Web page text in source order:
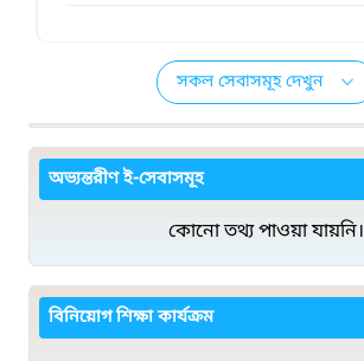
সকল সেবাসমূহ দেখুন
অভ্যন্তরীণ ই-সেবাসমূহ
কোনো তথ্য পাওয়া যায়নি।
বিনিয়োগ শিক্ষা কার্যক্রম